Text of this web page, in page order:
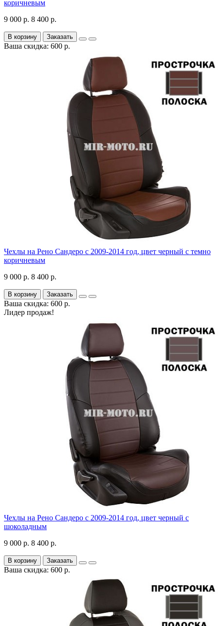
коричневым
9 000 р. 8 400 р.
В корзину Заказать
Ваша скидка: 600 р.
Чехлы на Рено Сандеро с 2009-2014 год, цвет черный с темно
коричневым
9 000 р. 8 400 р.
В корзину Заказать
Ваша скидка: 600 р.
Лидер продаж!
Чехлы на Рено Сандеро с 2009-2014 год, цвет черный с
шоколадным
9 000 р. 8 400 р.
В корзину Заказать
Ваша скидка: 600 р.